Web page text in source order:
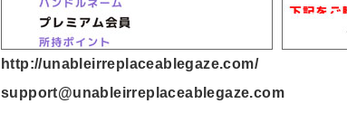
http://unableirreplaceablegaze.com/
support@unableirreplaceablegaze.com